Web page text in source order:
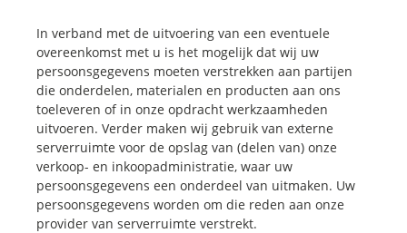
In verband met de uitvoering van een eventuele
overeenkomst met u is het mogelijk dat wij uw
persoonsgegevens moeten verstrekken aan partijen
die onderdelen, materialen en producten aan ons
toeleveren of in onze opdracht werkzaamheden
uitvoeren. Verder maken wij gebruik van externe
serverruimte voor de opslag van (delen van) onze
verkoop- en inkoopadministratie, waar uw
persoonsgegevens een onderdeel van uitmaken. Uw
persoonsgegevens worden om die reden aan onze
provider van serverruimte verstrekt.